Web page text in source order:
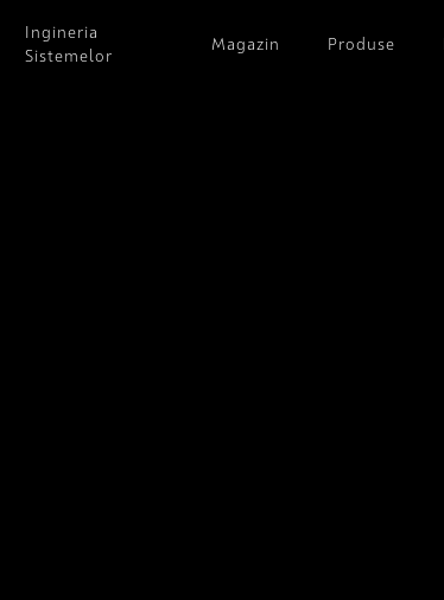
Ingineria
Sistemelor
Magazin Produse